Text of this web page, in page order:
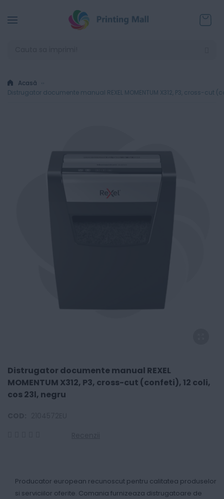
Acasă
Distrugator documente manual REXEL MOMENTUM X312, P3, cross-cut
Distrugator documente manual REXEL
MOMENTUM X312, P3, cross-cut (confeti), 12 coli,
cos 23l, negru
Producator european recunoscut pentru calitatea produselor
si serviciilor oferite. Comania furnizeaza distrugatoare de